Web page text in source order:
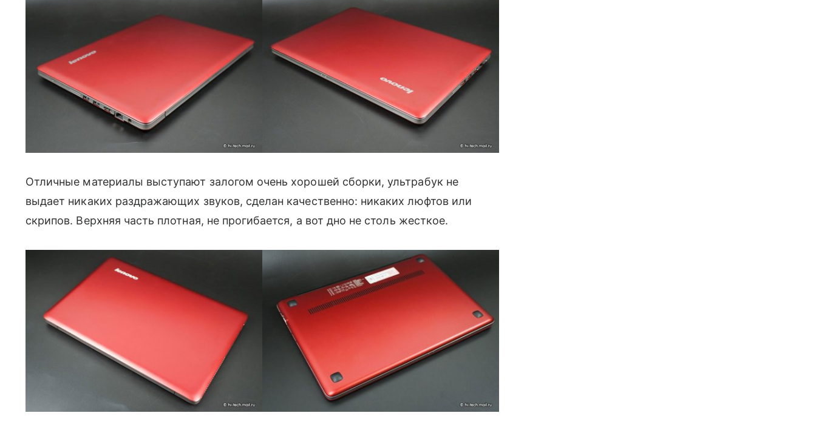
Отличные материалы выступают залогом очень хорошей сборки, ультрабук не
выдает никаких раздражающих звуков, сделан качественно: никаких люфтов или
скрипов. Верхняя часть плотная, не прогибается, а вот дно не столь жесткое.